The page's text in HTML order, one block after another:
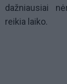
dažniausiai
reikia laiko.